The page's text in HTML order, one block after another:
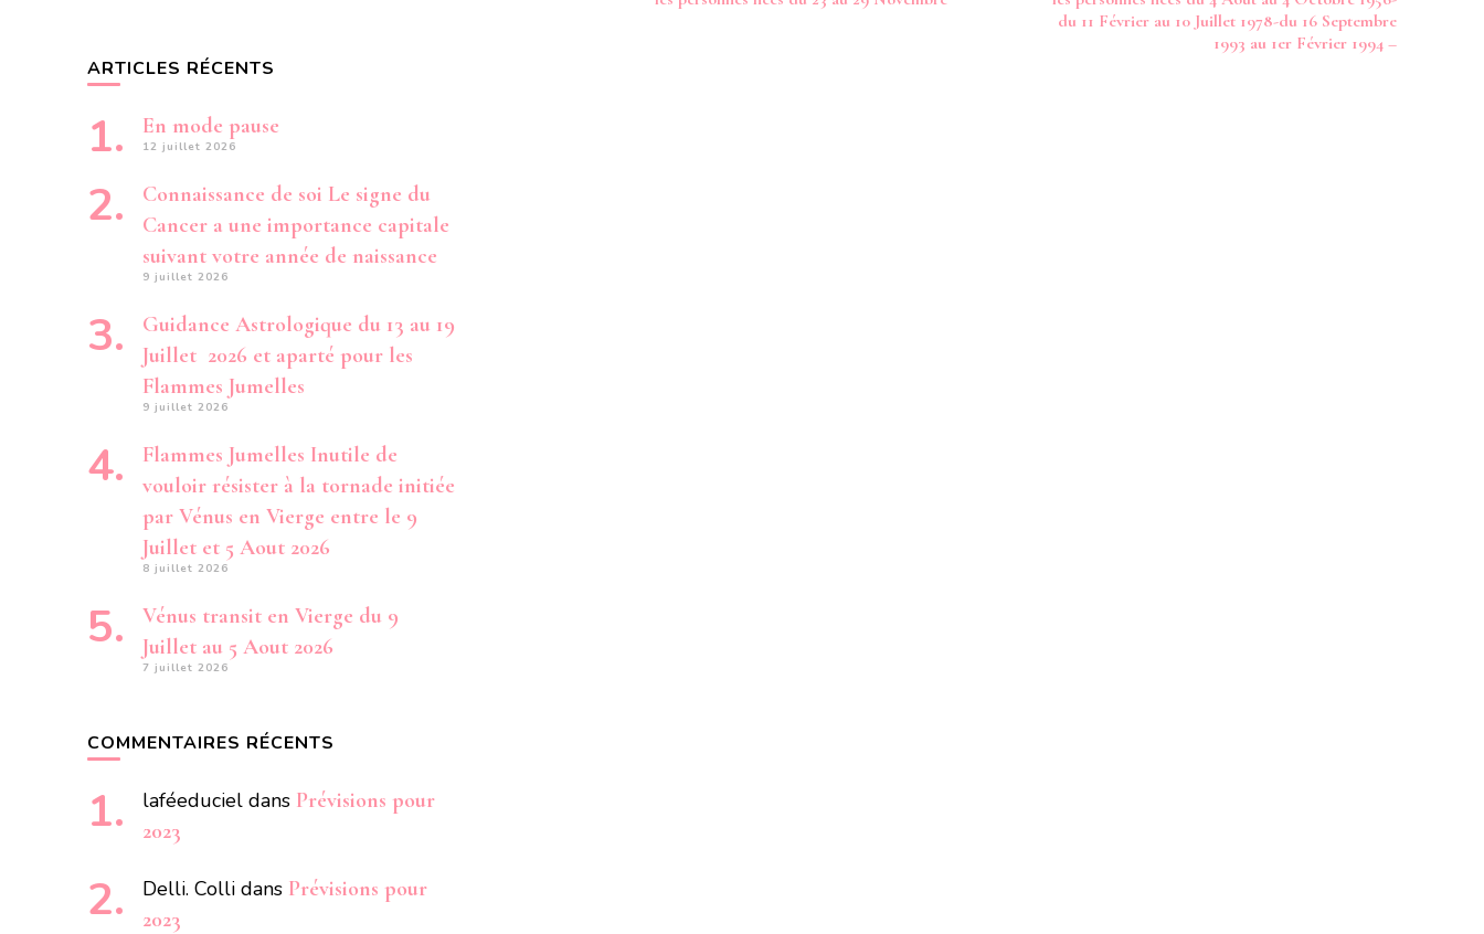
1965
FÉVRIER
1966
DU
JUILLET
du 11 Février au 10 Juillet 1978-du 16 Septembre
1993 au 1er Février 1994 –
ARTICLES RÉCENTS
En mode pause
12 juillet 2026
Connaissance de soi Le signe du
Cancer a une importance capitale
suivant votre année de naissance
9 juillet 2026
Guidance Astrologique du 13 au 19
Juillet 2026 et aparté pour les
Flammes Jumelles
9 juillet 2026
Flammes Jumelles Inutile de
vouloir résister à la tornade initiée
par Vénus en Vierge entre le 9
Juillet et 5 Aout 2026
8 juillet 2026
Vénus transit en Vierge du 9
Juillet au 5 Aout 2026
7 juillet 2026
COMMENTAIRES RÉCENTS
laféeduciel dans Prévisions pour
2023
Delli. Colli dans Prévisions pour
2023